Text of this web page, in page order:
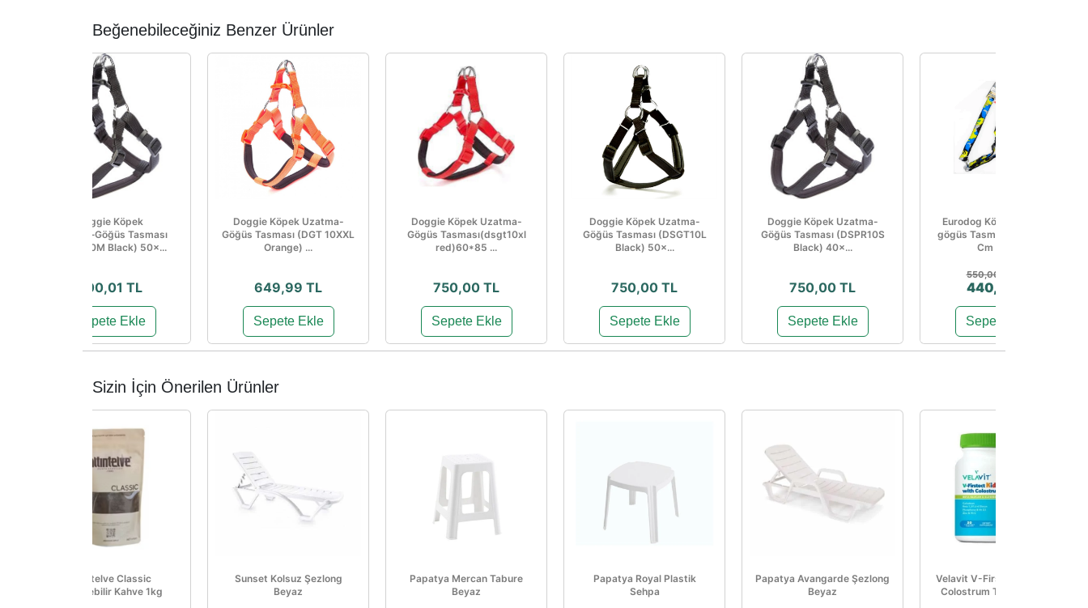
Beğenebileceğiniz Benzer Ürünler
Doggie Köpek
Uzatma‑Göğüs Tasması
(DSPR10M Black) 50×...
700,01 TL
Sepete Ekle
Doggie Köpek Uzatma-
Göğüs Tasması (DGT 10XXL
Orange) ...
649,99 TL
Sepete Ekle
Doggie Köpek Uzatma-
Gögüs Tasması(dsgt10xl
red)60*85 ...
750,00 TL
Sepete Ekle
Doggie Köpek Uzatma-
Göğüs Tasması (DSGT10L
Black) 50×...
750,00 TL
Sepete Ekle
Doggie Köpek Uzatma-
Göğüs Tasması (DSPR10S
Black) 40×...
750,00 TL
Sepete Ekle
Eurodog Köpek Uzatma-
gögüs Tasması 25 Mm 120
Cm Sarı ...
550,00 TL
440,00 TL
Sepete Ekle
Sizin İçin Önerilen Ürünler
Altıntelve Classic
Çözünebilir Kahve 1kg
Sunset Kolsuz Şezlong
Beyaz
Papatya Mercan Tabure
Beyaz
Papatya Royal Plastik
Sehpa
Papatya Avangarde Şezlong
Beyaz
Velavit V-Firstect Kids with
Colostrum Takviye Edici...